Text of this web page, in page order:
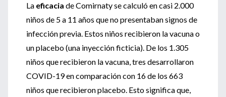
La eficacia de Comirnaty se calculó en casi 2.000
niños de 5 a 11 años que no presentaban signos de
infección previa. Estos niños recibieron la vacuna o
un placebo (una inyección ficticia). De los 1.305
niños que recibieron la vacuna, tres desarrollaron
COVID-19 en comparación con 16 de los 663
niños que recibieron placebo. Esto significa que,